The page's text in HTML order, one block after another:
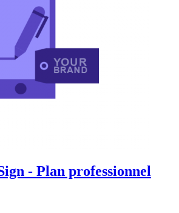
- Plan professionnel